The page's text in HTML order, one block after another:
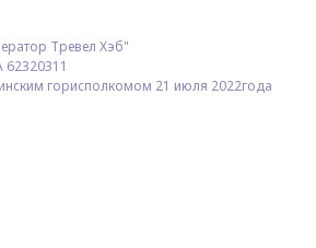
Тревел Хэб"
62320311
горисполкомом 21 июля 2022года